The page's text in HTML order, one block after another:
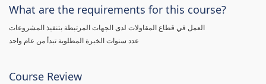
What are the requirements for this course?
عدد سنوات الخبرة المطلوبة تبدأ من عام واحد
Course Review